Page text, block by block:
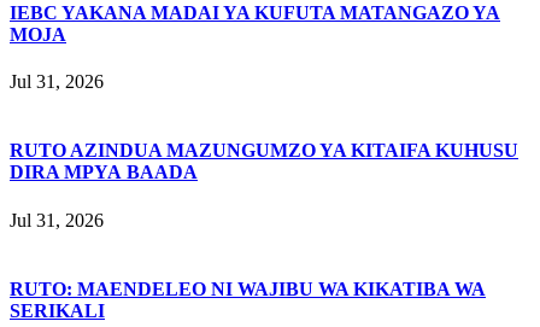
IEBC YAKANA MADAI YA KUFUTA MATANGAZO YA
MOJA
Jul 31, 2026
RUTO AZINDUA MAZUNGUMZO YA KITAIFA KUHUSU
DIRA MPYA BAADA
Jul 31, 2026
RUTO: MAENDELEO NI WAJIBU WA KIKATIBA WA
SERIKALI